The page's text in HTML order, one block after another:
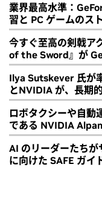
業界最高水準：
習と PC ゲームのス
今すぐ至高の剣戟
of the Sword』が
Ilya Sutskever 氏が
とNVIDIA が、長期
ロボタクシーや自動
である NVIDIA
AI のリーダーたちが
に向けた SAFE ガイ